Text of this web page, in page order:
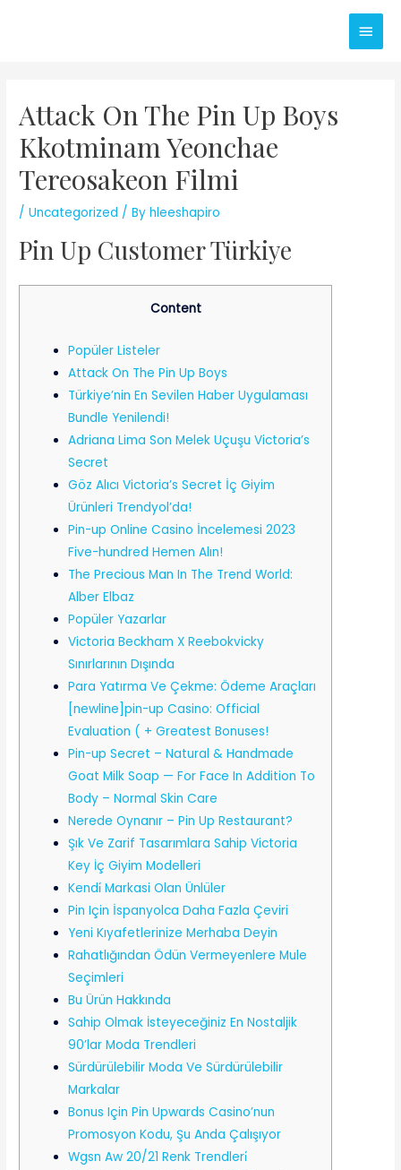
Main
Attack On The Pin Up Boys
Kkotminam Yeonchae
Tereosakeon Filmi
/Uncategorized / Byhleeshapiro
Pin Up Customer Türkiye
Content
Popüler Listeler
Attack On The Pin Up Boys
Türkiye’nin En Sevilen Haber Uygulaması
Bundle Yenilendi!
Adriana Lima Son Melek Uçuşu Victoria’s
Secret
Göz Alıcı Victoria’s Secret İç Giyim
Ürünleri Trendyol’da!
Pin-up Online Casino İncelemesi 2023
Five-hundred Hemen Alın!
The Precious Man In The Trend World:
Alber Elbaz
Popüler Yazarlar
Victoria Beckham X Reebokvicky
Sınırlarının Dışında
Para Yatırma Ve Çekme: Ödeme Araçları
[newline]pin-up Casino: Official
Evaluation ( + Greatest Bonuses!
Pin-up Secret – Natural & Handmade
Goat Milk Soap — For Face In Addition To
Body – Normal Skin Care
Nerede Oynanır – Pin Up Restaurant?
Şık Ve Zarif Tasarımlara Sahip Victoria
Key İç Giyim Modelleri
Kendi̇ Markasi Olan Ünlüler
Pin Için İspanyolca Daha Fazla Çeviri
Yeni Kıyafetlerinize Merhaba Deyin
Rahatlığından Ödün Vermeyenlere Mule
Seçimleri
Bu Ürün Hakkında
Sahip Olmak İsteyeceğiniz En Nostaljik
90’lar Moda Trendleri
Sürdürülebilir Moda Ve Sürdürülebilir
Markalar
Bonus Için Pin Upwards Casino’nun
Promosyon Kodu, Şu Anda Çalışıyor
Wgsn Aw 20/21 Renk Trendleri̇